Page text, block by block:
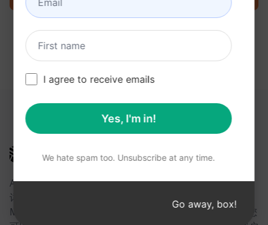
以下链接可能对您有所帮助
AIPRM
AIPRM 是一款提示词管理工具，也是一个社区驱动的提示
词库。借助面向 ChatGPT、Claude、Gemini、
Midjourney、GPT Image 等众多平台的即用型提示词，您
I agree to receive emails
Yes, I'm in!
We hate spam too. Unsubscribe at any time.
Go away, box!